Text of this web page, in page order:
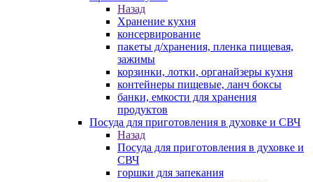
Назад
Хранение кухня
консервирование
пакеты д/хранения, пленка пищевая,
зажимы
корзинки, лотки, органайзеры кухня
контейнеры пищевые, ланч боксы
банки, емкости для хранения
продуктов
Посуда для приготовления в духовке и СВЧ
Назад
Посуда для приготовления в духовке и
СВЧ
горшки для запекания